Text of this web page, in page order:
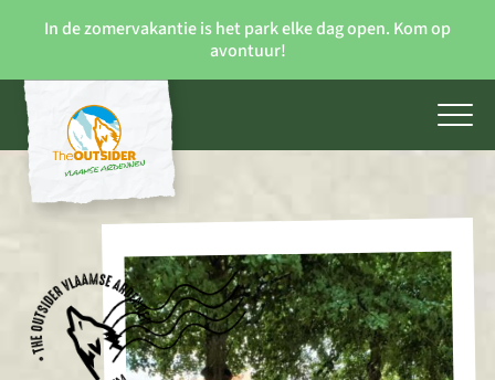
In de zomervakantie is het park elke dag open. Kom op
avontuur!